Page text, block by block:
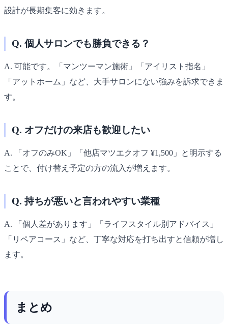
設計が長期集客に効きます。
Q. 個人サロンでも勝負できる？
A. 可能です。「マンツーマン施術」「アイリスト指名」
「アットホーム」など、大手サロンにない強みを訴求できま
す。
Q. オフだけの来店も歓迎したい
A. 「オフのみOK」「他店マツエクオフ ¥1,500」と明示する
ことで、付け替え予定の方の流入が増えます。
Q. 持ちが悪いと言われやすい業種
A. 「個人差があります」「ライフスタイル別アドバイス」
「リペアコース」など、丁寧な対応を打ち出すと信頼が増し
ます。
まとめ